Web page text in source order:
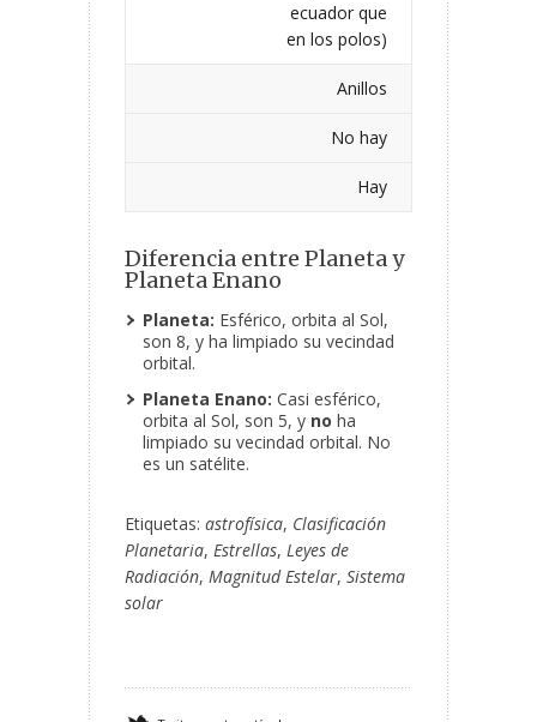
ecuador que
en los polos)
Anillos
No hay
Hay
Diferencia entre Planeta y
Planeta Enano
Planeta: Esférico, orbita al Sol,
son 8, y ha limpiado su vecindad
orbital.
Planeta Enano: Casi esférico,
orbita al Sol, son 5, y no ha
limpiado su vecindad orbital. No
es un satélite.
Etiquetas: astrofísica, Clasificación
Planetaria, Estrellas, Leyes de
Radiación, Magnitud Estelar, Sistema
solar